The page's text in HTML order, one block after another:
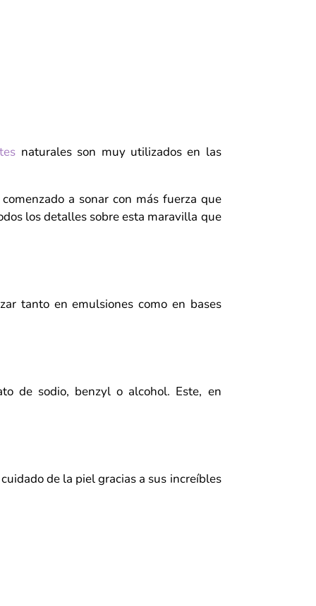
naturales son muy utilizados en las
a sonar con más fuerza que
los detalles sobre esta maravilla que
tanto en emulsiones como en bases
de sodio, benzyl o alcohol. Este, en
de la piel gracias a sus increíbles